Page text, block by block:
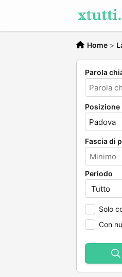
Home >
Parola
Posizione
Fascia di
Periodo
Solo
Con